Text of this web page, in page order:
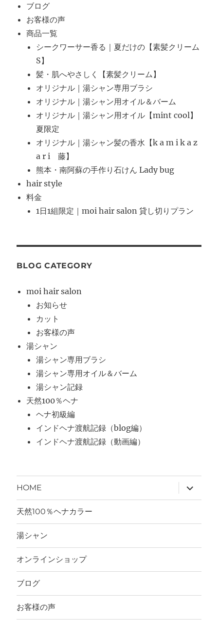
ブログ
お客様の声
商品一覧
シークワーサー香る｜夏だけの【素髪クリーム
S】
髪・肌へやさしく【素髪クリーム】
オリジナル｜湯シャン専用ブラシ
オリジナル｜湯シャン用オイル＆バーム
オリジナル｜湯シャン用オイル【mint cool】
夏限定
オリジナル｜湯シャン髪の香水【k a m i k a z
a r i 藤】
熊本・南阿蘇の手作り石けん Lady bug
hair style
料金
1日1組限定｜moi hair salon 貸し切りプラン
BLOG CATEGORY
moi hair salon
お知らせ
カット
お客様の声
湯シャン
湯シャン専用ブラシ
湯シャン専用オイル＆バーム
湯シャン記録
天然100％ヘナ
ヘナ初級編
インドヘナ渡航記録（blog編）
インドヘナ渡航記録（動画編）
HOME
サ
ブ
メ
ー
開
天然100％ヘナカラー
湯シャン
オンラインショップ
ブログ
お客様の声